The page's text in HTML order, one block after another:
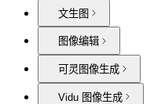
文生图
图像编辑
可灵图像生成
Vidu 图像生成